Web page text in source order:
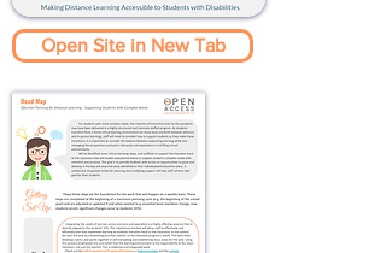
Open Site in New Tab